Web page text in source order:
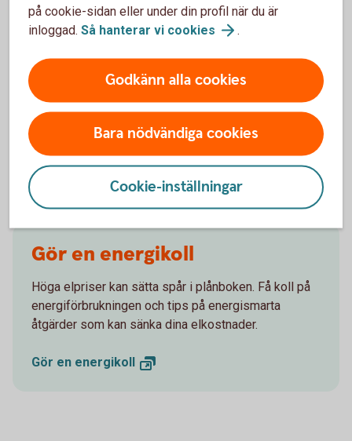
Kontaktaoss
Gör en extraamortering på ett kontor
Gör en energikoll
Höga elpriser kan sätta spår i plånboken. Få koll på
energiförbrukningen och tips på energismarta
åtgärder som kan sänka dina elkostnader.
Gör en energikoll
på cookie-sidan eller under din profil när du är
inloggad. Så hanterar vi cookies .
Godkänn alla cookies
Bara nödvändiga cookies
Cookie-inställningar